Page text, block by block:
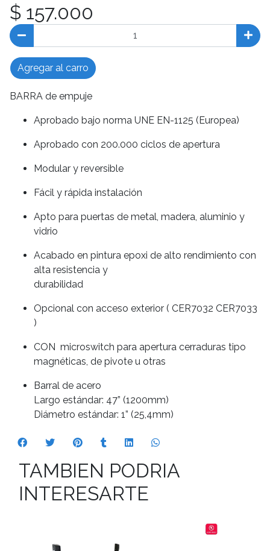
$ 157.000
Agregar al carro
BARRA de empuje
Aprobado bajo norma UNE EN-1125 (Europea)
Aprobado con 200.000 ciclos de apertura
Modular y reversible
Fácil y rápida instalación
Apto para puertas de metal, madera, aluminio y
vidrio
Acabado en pintura epoxi de alto rendimiento con
alta resistencia y
durabilidad
Opcional con acceso exterior ( CER7032 CER7033
)
CON microswitch para apertura cerraduras tipo
magnéticas, de pivote u otras
Barral de acero
Largo estándar: 47” (1200mm)
Diámetro estándar: 1” (25,4mm)
TAMBIEN PODRIA
INTERESARTE